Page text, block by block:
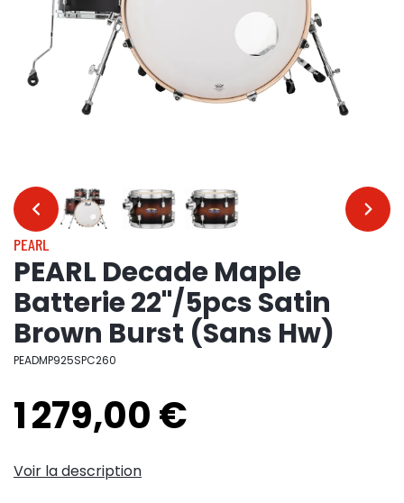
… …
PEARL
PEARL Decade Maple
Batterie 22"/5pcs Satin
Brown Burst (Sans Hw)
PEADMP925SPC260
1 279,00 €
Voir la description